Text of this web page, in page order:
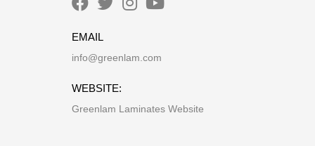
EMAIL
info@greenlam.com
WEBSITE:
Greenlam Laminates Website